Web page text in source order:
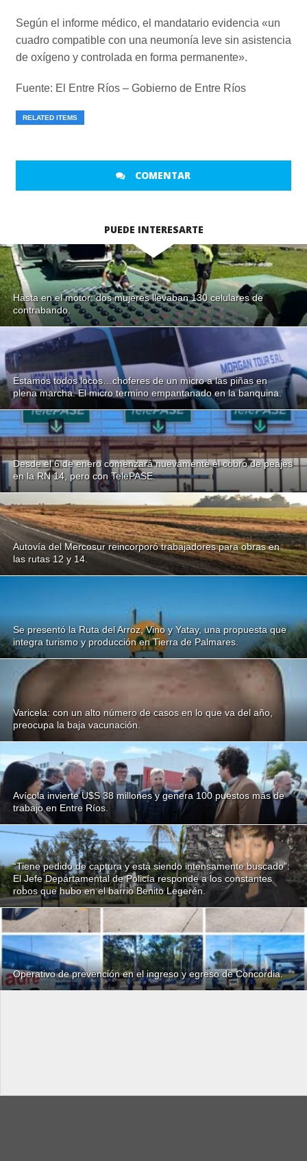
Según el informe médico, el mandatario evidencia «un
cuadro compatible con una neumonía leve sin asistencia
de oxígeno y controlada en forma permanente».
Fuente: El Entre Ríos – Gobierno de Entre Ríos
RELATED ITEMS
COMENTAR
PUEDE INTERESARTE
Hasta en el motor: dos mujeres llevaban 130 celulares de
contrabando.
Estamos todos locos…choferes de un micro a las piñas en
plena marcha. El micro termino empantanado en la banquina.
Desde el 6 de enero comenzará nuevamente el cobro de peajes
en la RN 14, pero con TelePASE.
Autovía del Mercosur reincorporó trabajadores para obras en
las rutas 12 y 14.
Se presentó la Ruta del Arroz, Vino y Yatay, una propuesta que
integra turismo y producción en Tierra de Palmares.
Varicela: con un alto número de casos en lo que va del año,
preocupa la baja vacunación.
Avícola invierte U$S 38 millones y genera 100 puestos más de
trabajo en Entre Ríos.
“Tiene pedido de captura y está siendo intensamente buscado”:
El Jefe Departamental de Policía responde a los constantes
robos que hubo en el barrio Benito Legerén.
Operativo de prevención en el ingreso y egreso de Concordia.